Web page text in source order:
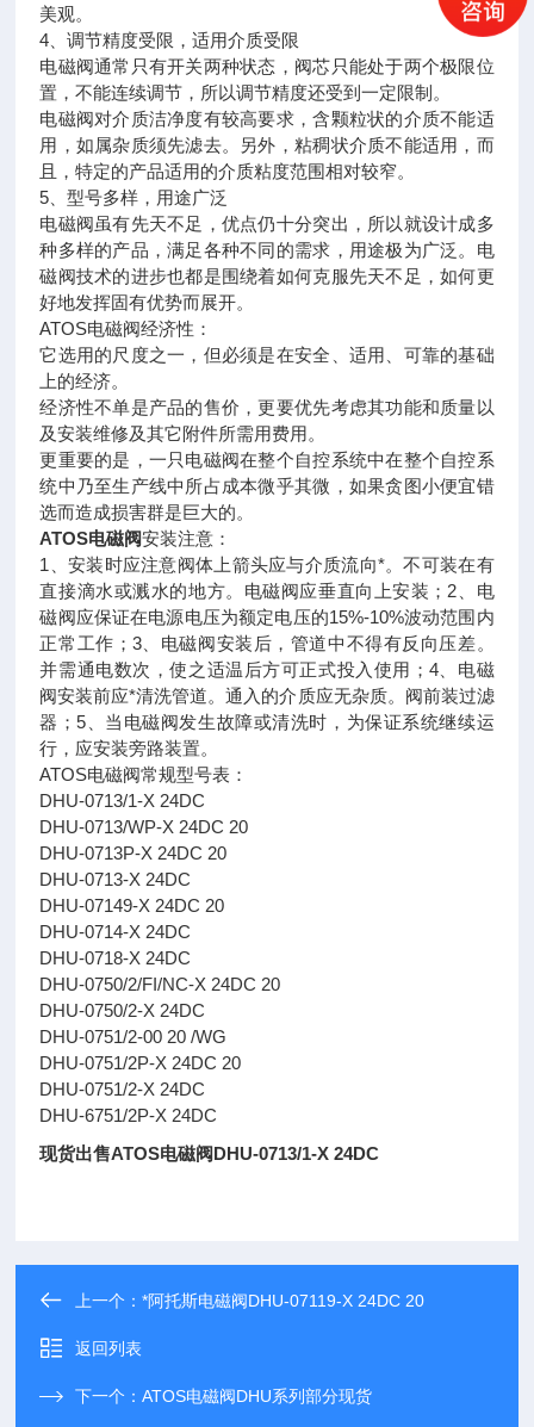
美观。
4、调节精度受限，适用介质受限
电磁阀通常只有开关两种状态，阀芯只能处于两个极限位
置，不能连续调节，所以调节精度还受到一定限制。
电磁阀对介质洁净度有较高要求，含颗粒状的介质不能适
用，如属杂质须先滤去。另外，粘稠状介质不能适用，而
且，特定的产品适用的介质粘度范围相对较窄。
5、型号多样，用途广泛
电磁阀虽有先天不足，优点仍十分突出，所以就设计成多
种多样的产品，满足各种不同的需求，用途极为广泛。电
磁阀技术的进步也都是围绕着如何克服先天不足，如何更
好地发挥固有优势而展开。
ATOS电磁阀经济性：
它选用的尺度之一，但必须是在安全、适用、可靠的基础
上的经济。
经济性不单是产品的售价，更要优先考虑其功能和质量以
及安装维修及其它附件所需用费用。
更重要的是，一只电磁阀在整个自控系统中在整个自控系
统中乃至生产线中所占成本微乎其微，如果贪图小便宜错
选而造成损害群是巨大的。
ATOS电磁阀安装注意：
1、安装时应注意阀体上箭头应与介质流向*。不可装在有
直接滴水或溅水的地方。电磁阀应垂直向上安装；2、电
磁阀应保证在电源电压为额定电压的15%-10%波动范围内
正常工作；3、电磁阀安装后，管道中不得有反向压差。
并需通电数次，使之适温后方可正式投入使用；4、电磁
阀安装前应*清洗管道。通入的介质应无杂质。阀前装过滤
器；5、当电磁阀发生故障或清洗时，为保证系统继续运
行，应安装旁路装置。
ATOS电磁阀常规型号表：
DHU-0713/1-X 24DC
DHU-0713/WP-X 24DC 20
DHU-0713P-X 24DC 20
DHU-0713-X 24DC
DHU-07149-X 24DC 20
DHU-0714-X 24DC
DHU-0718-X 24DC
DHU-0750/2/FI/NC-X 24DC 20
DHU-0750/2-X 24DC
DHU-0751/2-00 20 /WG
DHU-0751/2P-X 24DC 20
DHU-0751/2-X 24DC
DHU-6751/2P-X 24DC
现货出售ATOS电磁阀DHU-0713/1-X 24DC
上一个：*阿托斯电磁阀DHU-07119-X 24DC 20
返回列表
下一个：ATOS电磁阀DHU系列部分现货